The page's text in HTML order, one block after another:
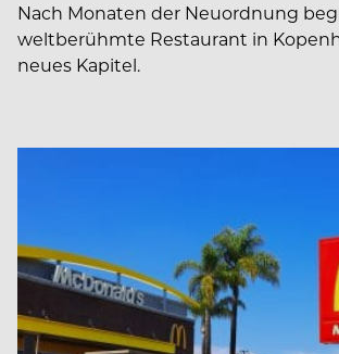
Nach Monaten der Neuordnung
weltberühmte Restaurant in
neues Kapitel.